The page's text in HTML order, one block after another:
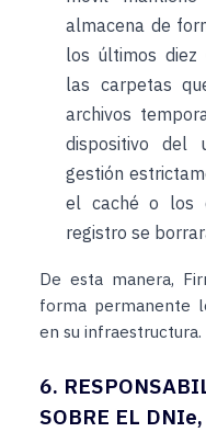
almacena de
los últimos diez
las carpetas
archivos
dispositivo del
gestión
el caché o los
registro se
De esta manera,
forma permanente
en su infraestructura.
6.
SOBRE EL